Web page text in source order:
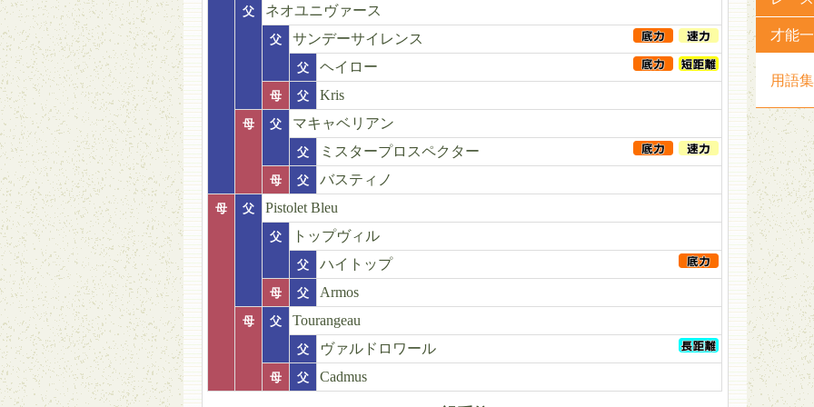
父 ネオユニヴァース
父 サンデーサイレンス
父 ヘイロー
母 父 Kris
母 父 マキャベリアン
父 ミスタープロスペクター
母 父 バスティノ
母 父 Pistolet Bleu
父 トップヴィル
父 ハイトップ
母 父 Armos
母 父 Tourangeau
父 ヴァルドロワール
母 父 Cadmus
才能
用語集